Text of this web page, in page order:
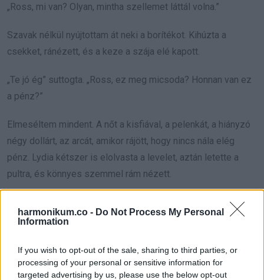
harmonikum.co - Do Not Process My Personal
Information
If you wish to opt-out of the sale, sharing to third parties, or
processing of your personal or sensitive information for
targeted advertising by us, please use the below opt-out
„Ross, mi van? Olyan, mintha szellemet láttál volna.”
Szavak nélkül nyújtottam át neki a borítékot. Kihúzta a
csekket, ránézett, és a keze a szája elé kapott.
„Te jó ég” suttogta. „Ross, ez meg micsoda? Honnan van ez
a pénz?”
Elmeséltem mindent. A nőt a kisfiával, a pelenkát, a hiányzó
négy dollárt, az arcát, amikor rájött, hogy nincs nála elég
pénz. Lydia kétszer is elolvasta a levelet, aztán letette a
pultra, és könnyes szemmel rám nézett.
„El kell menned vasárnap” mondta határozottan. „És figyelj
rám, kérlek. Nagyon büszke vagyok rád. Nem azért fizetted
egyszerűen rendes voltál vele, amikor a legnagyobb
szüksége volt rá. Pontosan ezért szeretlek.”